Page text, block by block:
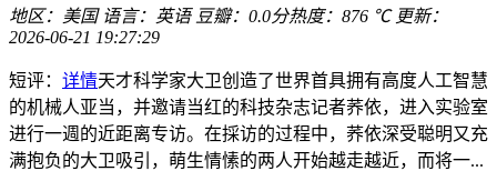
地区： 美国 语言： 英语 豆瓣：0.0分热度：876 ℃ 更新：
2026-06-21 19:27:29
短评： 详情天才科学家大卫创造了世界首具拥有高度人工智慧
的机械人亚当，并邀请当红的科技杂志记者荞依，进入实验室
进行一週的近距离专访。在採访的过程中，荞依深受聪明又充
满抱负的大卫吸引，萌生情愫的两人开始越走越近，而将一...